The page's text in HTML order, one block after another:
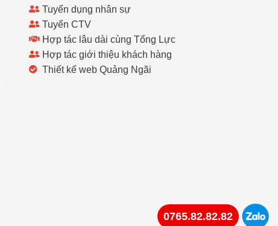
Tuyển dụng nhân sự
Tuyển CTV
Hợp tác lâu dài cùng Tổng Lực
Hợp tác giới thiệu khách hàng
Thiết kế web Quảng Ngãi
0765.82.82.82